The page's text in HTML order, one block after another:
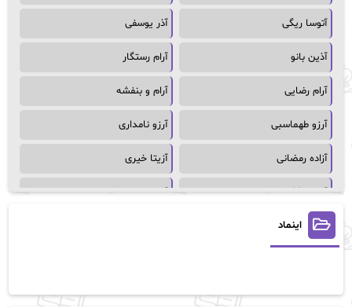
آتوسا ریگی آذر یوسفی
آذین بانو آرام رستگار
آرام رضایی آرام و بنفشه
آرزو طهماسبی آرزو نامداری
آزاده رمضانی آزیتا خیری
آسمان64 آسمان۶۵
آسیه احمدی
آن ماری سلینکو آنا تاد
اینماد